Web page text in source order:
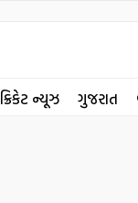
ક્રિકેટ ન્યૂઝ ગુજરાત